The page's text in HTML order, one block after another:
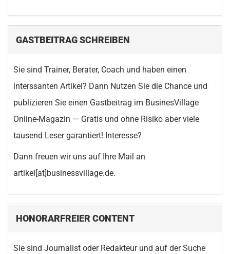
GASTBEITRAG SCHREIBEN
Sie sind Trainer, Berater, Coach und haben einen
interssanten Artikel? Dann Nutzen Sie die Chance und
publizieren Sie einen Gastbeitrag im BusinesVillage
Online-Magazin — Gratis und ohne Risiko aber viele
tausend Leser garantiert! Interesse?
Dann freuen wir uns auf Ihre Mail an
artikel[at]businessvillage.de.
HONORARFREIER CONTENT
Sie sind Journalist oder Redakteur und auf der Suche